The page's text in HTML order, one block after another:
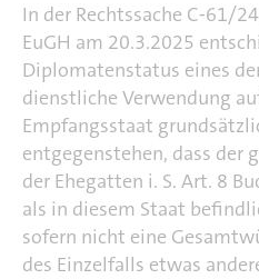
In der Rechtssache C‑61/
EuGH am 20.3.2025
Diplomatenstatus eines
dienstliche Verwendung
Empfangsstaat
entgegenstehen, dass der
der Ehegatten i. S. Art. 8
als in diesem Staat
sofern nicht eine
des Einzelfalls etwas